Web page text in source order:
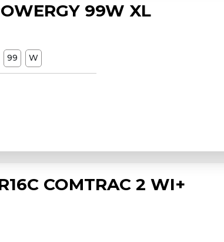
99W XL
99 W
COMTRAC 2 WI+